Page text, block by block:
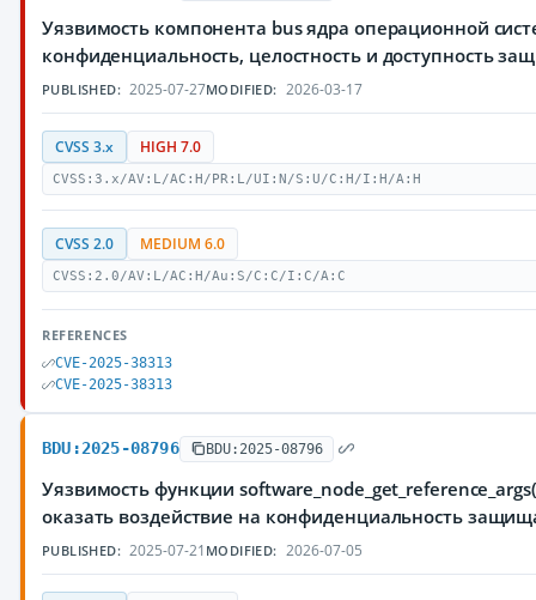
Уязвимость компонента bus ядра операционной
конфиденциальность, целостность и доступность
PUBLISHED: 2025-07-27MODIFIED: 2026-03-17
CVSS 3.x HIGH 7.0
CVSS:3.x/AV:L/AC:H/PR:L/UI:N/S:U/C:H/I:H/A:H
CVSS 2.0 MEDIUM 6.0
CVSS:2.0/AV:L/AC:H/Au:S/C:C/I:C/A:C
REFERENCES
CVE-2025-38313
CVE-2025-38313
BDU:2025-08796 BDU:2025-08796
Уязвимость функции
оказать воздействие на конфиденциальность
PUBLISHED: 2025-07-21 MODIFIED: 2026-07-05